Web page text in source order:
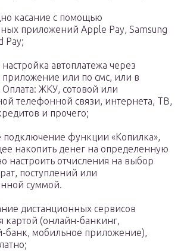
касание с помощью
приложений Apple Pay, Samsung
Pay;
настройка автоплатежа через
или по смс, или в
Оплата: ЖКУ, сотовой или
телефонной связи, интернета, ТВ,
и прочего;
подключение функции «Копилка»,
накопить денег на определенную
настроить отчисления на выбор
поступлений или
суммой.
дистанционных сервисов
картой (онлайн-банкинг,
банк, мобильное приложение),